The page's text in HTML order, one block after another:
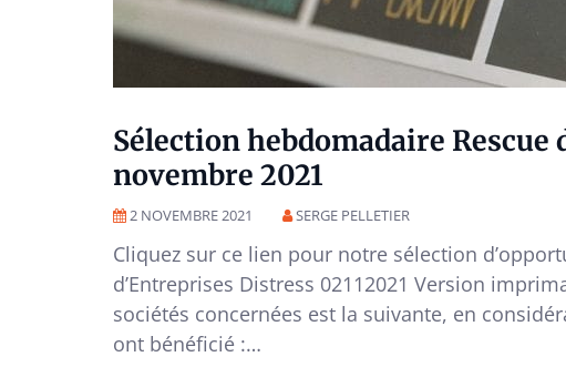
Sélection hebdomadaire Rescue
novembre 2021
2 NOVEMBRE 2021 SERGE PELLETIER
Cliquez sur ce lien pour notre sélection
d’Entreprises Distress 02112021 Version
sociétés concernées est la suivante, en
ont bénéficié :…